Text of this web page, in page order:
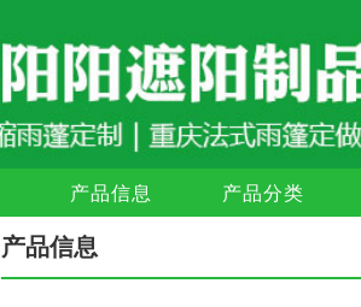
产品信息 产品分类
产品信息